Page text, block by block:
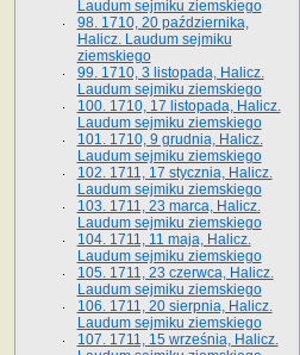
Laudum sejmiku ziemskiego
98. 1710, 20 października,
Halicz. Laudum sejmiku
ziemskiego
99. 1710, 3 listopada, Halicz.
Laudum sejmiku ziemskiego
100. 1710, 17 listopada, Halicz.
Laudum sejmiku ziemskiego
101. 1710, 9 grudnia, Halicz.
Laudum sejmiku ziemskiego
102. 1711, 17 stycznia, Halicz.
Laudum sejmiku ziemskiego
103. 1711, 23 marca, Halicz.
Laudum sejmiku ziemskiego
104. 1711, 11 maja, Halicz.
Laudum sejmiku ziemskiego
105. 1711, 23 czerwca, Halicz.
Laudum sejmiku ziemskiego
106. 1711, 20 sierpnia, Halicz.
Laudum sejmiku ziemskiego
107. 1711, 15 września, Halicz.